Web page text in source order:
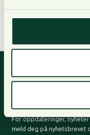
For oppdateringer,
meld deg på nyhetsbrevet